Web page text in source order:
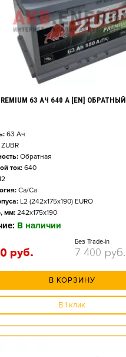
63 АЧ 640 А [EN] ОБРАТНЫЙ
63 Ач
ZUBR
Обратная
ток: 640
Ca/Ca
L2 (242x175x190) EURO
мм:242x175x190
В наличии
руб.
Без Trade-in
7 400 руб.
В КОРЗИНУ
В 1 клик